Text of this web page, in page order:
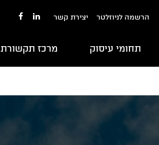
הרשמה לניוזלטר יצירת קשר
תחומי עיסוק מרכז תקשורת